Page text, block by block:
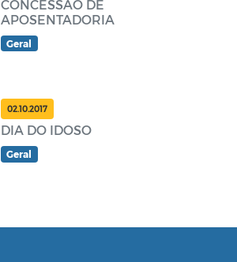
CONCESSÃO DE
APOSENTADORIA
Geral
02.10.2017
DIA DO IDOSO
Geral